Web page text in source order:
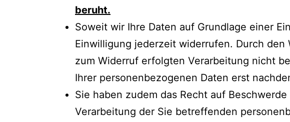
beruht.
Soweit wir Ihre Daten auf Grundlage einer
Einwilligung jederzeit widerrufen. Durch
zum Widerruf erfolgten Verarbeitung nicht
Ihrer personenbezogenen Daten erst
Sie haben zudem das Recht auf
Verarbeitung der Sie betreffenden